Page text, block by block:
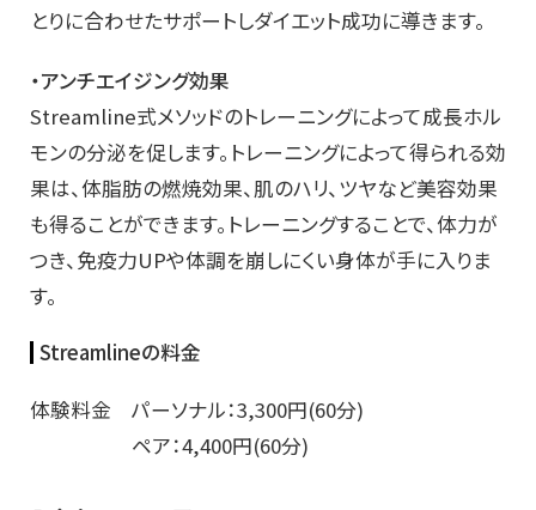
とりに合わせたサポートしダイエット成功に導きます。
・アンチエイジング効果
Streamline式メソッドのトレーニングによって成長ホル
モンの分泌を促します。トレーニングによって得られる効
果は、体脂肪の燃焼効果、肌のハリ、ツヤなど美容効果
も得ることができます。トレーニングすることで、体力が
つき、免疫力UPや体調を崩しにくい身体が手に入りま
す。
Streamlineの料金
体験料金 パーソナル：3,300円(60分)
ペア：4,400円(60分)